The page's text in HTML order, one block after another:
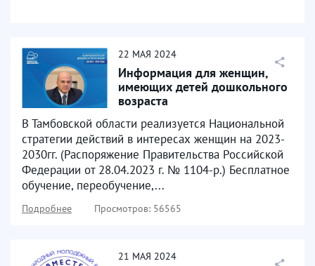
22 МАЯ 2024
Информация для женщин,
имеющих детей дошкольного
возраста
В Тамбовской области реализуется Национальной
стратегии действий в интересах женщин на 2023-
2030гг. (Распоряжение Правительства Российской
Федерации от 28.04.2023 г. № 1104-р.) Бесплатное
обучение, переобучение,...
Подробнее Просмотров: 56565
21 МАЯ 2024